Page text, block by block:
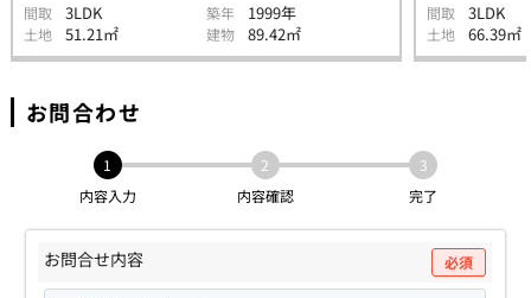
間取 3LDK 築年 1999年
土地 51.21㎡ 建物 89.42㎡
間取 3LDK
土地 66.39㎡
お問合わせ
1
内容入力
2
内容確認
3
完了
お問合せ内容 必須